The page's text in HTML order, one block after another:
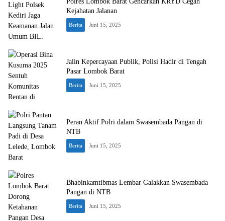
Kejahatan Jalanan
Berita Juni 15, 2025
Jalin Kepercayaan Publik, Polisi Hadir di Tengah
Pasar Lombok Barat
Berita Juni 15, 2025
Peran Aktif Polri dalam Swasembada Pangan di
NTB
Berita Juni 15, 2025
Bhabinkamtibmas Lembar Galakkan Swasembada
Pangan di NTB
Berita Juni 15, 2025